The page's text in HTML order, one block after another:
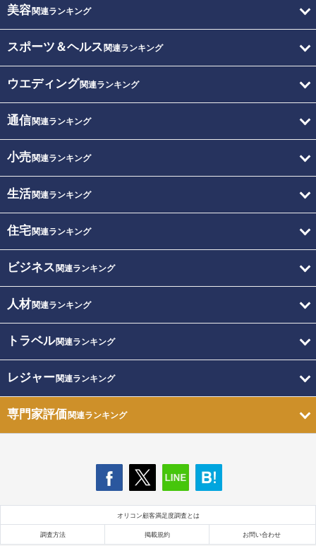
美容関連ランキング
スポーツ＆ヘルス 関連ランキング
ウエディング関連ランキング
通信関連ランキング
小売関連ランキング
生活関連ランキング
住宅関連ランキング
ビジネス 関連ランキング
人材関連ランキング
トラベル関連ランキング
レジャー関連ランキング
専門家評価関連ランキング
オリコン顧客満足度調査とは
調査方法 掲載規約 お問い合わせ